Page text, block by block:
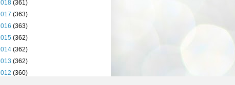
(361)
(363)
(363)
(362)
(362)
(362)
(360)